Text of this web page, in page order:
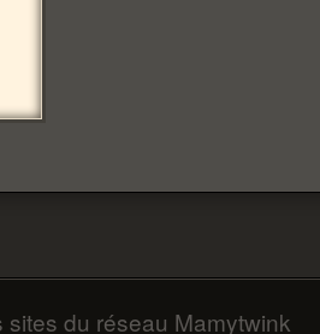
sites du réseau Mamytwink